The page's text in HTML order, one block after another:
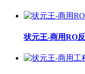
状元王-商用RO